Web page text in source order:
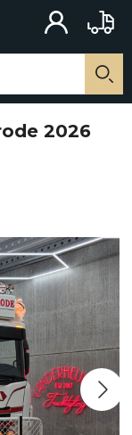
ACCOUNT
2026